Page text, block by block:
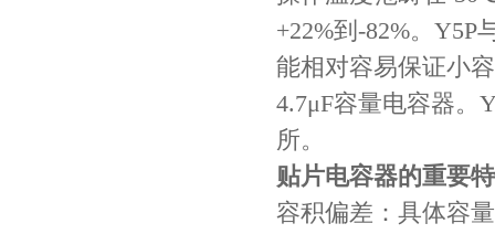
+22%到-82%。
能相对容易保证小
4.7μF容量电容器。
所。
贴片电容器的重要
容积偏差：具体容